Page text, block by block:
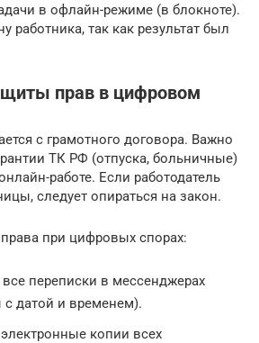
в офлайн-режиме (в блокноте).
работника, так как результат был
прав в цифровом
с грамотного договора. Важно
ТК РФ (отпуска, больничные)
работе. Если работодатель
следует опираться на закон.
при цифровых спорах:
переписки в мессенджерах
датой и временем).
копии всех